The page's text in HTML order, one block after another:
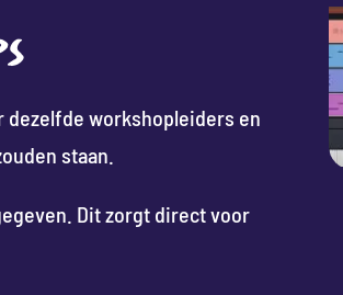
dezelfde workshopleiders en
staan.
Dit zorgt direct voor